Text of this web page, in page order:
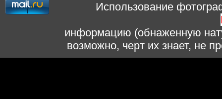
Использование
информацию (обнаженную
возможно, черт их знает, не